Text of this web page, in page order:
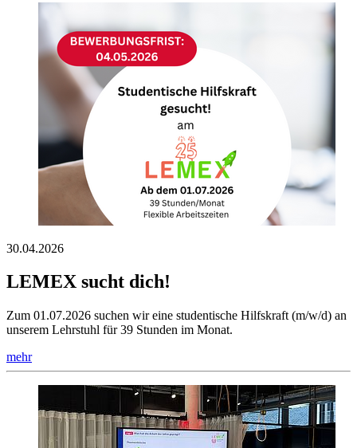
30.04.2026
LEMEX sucht dich!
Zum 01.07.2026 suchen wir eine studentische Hilfskraft (m/w/d) an
unserem Lehrstuhl für 39 Stunden im Monat.
mehr